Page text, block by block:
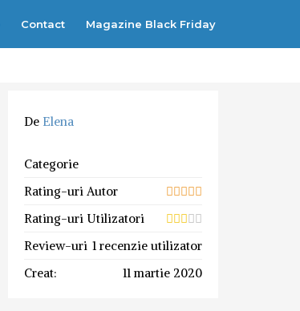
Contact Magazine Black Friday
De Elena
Categorie
Rating-uri Autor
Rating-uri Utilizatori
Review-uri 1 recenzie utilizator
Creat:
11 martie 2020